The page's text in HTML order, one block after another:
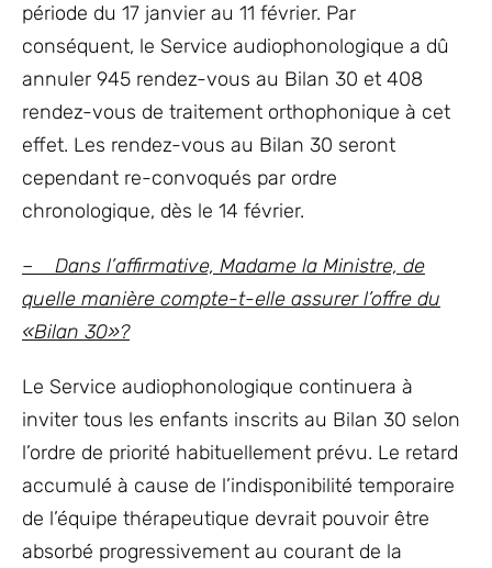
période du 17 janvier au 11 février. Par
conséquent, le Service audiophonologique a dû
annuler 945 rendez-vous au Bilan 30 et 408
rendez-vous de traitement orthophonique à cet
effet. Les rendez-vous au Bilan 30 seront
cependant re-convoqués par ordre
chronologique, dès le 14 février.
– Dans l’affirmative, Madame la Ministre, de
quelle manière compte-t-elle assurer l’offre du
«Bilan 30»?
Le Service audiophonologique continuera à
inviter tous les enfants inscrits au Bilan 30 selon
l’ordre de priorité habituellement prévu. Le retard
accumulé à cause de l’indisponibilité temporaire
de l’équipe thérapeutique devrait pouvoir être
absorbé progressivement au courant de la